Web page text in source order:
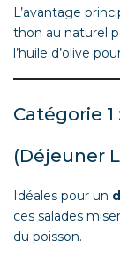
L’avantage
thon au naturel
l’huile d’olive
Catégorie
(Déjeuner
Idéales pour un
ces salades
du poisson.